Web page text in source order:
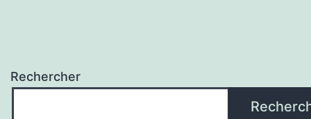
Rechercher